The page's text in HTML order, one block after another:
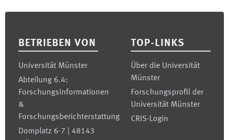
BETRIEBEN VON
Universität Münster
Abteilung 6.4:
Forschungsinformationen
&
Forschungsberichterstattung
Domplatz 6-7 | 48143
TOP-LINKS
Über die Universität
Münster
Forschungsprofil der
Universität Münster
CRIS-Login